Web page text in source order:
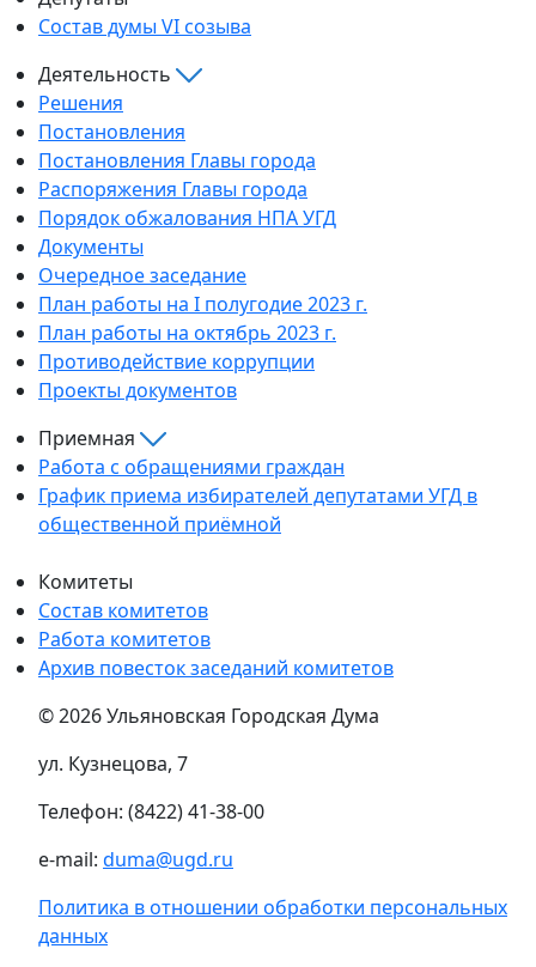
Состав думы VI созыва
Деятельность
Решения
Постановления
Постановления Главы города
Распоряжения Главы города
Порядок обжалования НПА УГД
Документы
Очередное заседание
План работы на I полугодие 2023 г.
План работы на октябрь 2023 г.
Противодействие коррупции
Проекты документов
Приемная
Работа с обращениями граждан
График приема избирателей депутатами УГД в
общественной приёмной
Комитеты
Состав комитетов
Работа комитетов
Архив повесток заседаний комитетов
© 2026 Ульяновская Городская Дума
ул. Кузнецова, 7
Телефон: (8422) 41-38-00
e-mail: duma@ugd.ru
Политика в отношении обработки персональных
данных